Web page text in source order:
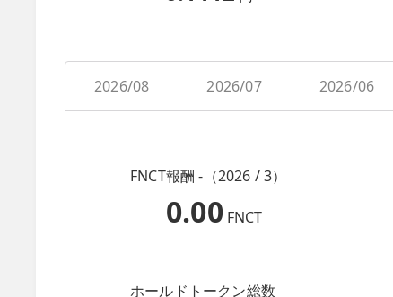
2026/08 2026/07 2026/06
FNCT報酬 -（2026 / 3）
0.00 FNCT
ホールドトークン総数